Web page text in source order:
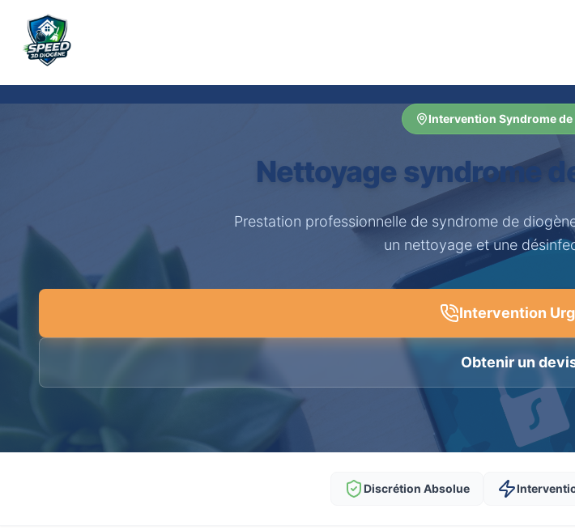
Intervention Syndrome de
Nettoyage syndrome
Prestation professionnelle de syndrome de
un nettoyage et une
Intervention
Obtenir un
Discrétion Absolue